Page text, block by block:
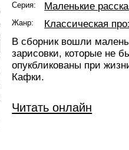
Серия: Маленькие
Жанр:
Классическая
В сборник вошли
зарисовки, которые не
опукбликованы при
Кафки.
Читать онлайн